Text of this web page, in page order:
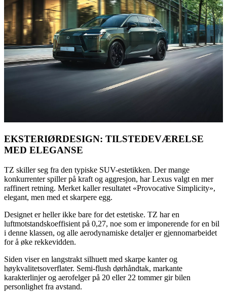
EKSTERIØRDESIGN: TILSTEDEVÆRELSE
MED ELEGANSE
TZ skiller seg fra den typiske SUV-estetikken. Der mange
konkurrenter spiller på kraft og aggresjon, har Lexus valgt en mer
raffinert retning. Merket kaller resultatet «Provocative Simplicity»,
elegant, men med et skarpere egg.
Designet er heller ikke bare for det estetiske. TZ har en
luftmotstandskoeffisient på 0,27, noe som er imponerende for en bil
i denne klassen, og alle aerodynamiske detaljer er gjennomarbeidet
for å øke rekkevidden.
Siden viser en langstrakt silhuett med skarpe kanter og
høykvalitetsoverflater. Semi-flush dørhåndtak, markante
karakterlinjer og aerofelger på 20 eller 22 tommer gir bilen
personlighet fra avstand.